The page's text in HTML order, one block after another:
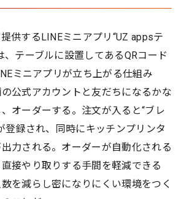
供するLINEミニアプリ“UZ appsテ
、テーブルに設置してあるQRコード
ミニアプリが立ち上がる仕組み
公式アカウントと友だちになるかな
オーダーする。注文が入ると“ブレ
登録され、同時にキッチンプリンタ
力される。オーダーが自動化される
接やり取りする手間を軽減できる
を減らし密になりにくい環境をつく